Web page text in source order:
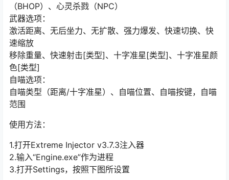
（BHOP）、心灵杀戮（NPC）
武器选项：
激活距离、无后坐力、无扩散、强力爆发、快速切换、快
速缩放
移除重量、快速射击[类型]、十字准星[类型]、十字准星颜
色[类型]
自喵选项：
自喵类型（距离/十字准星）、自喵位置、自喵按键，自喵
范围
使用方法：
1.打开Extreme Injector v3.7.3注入器
2.输入“Engine.exe”作为进程
3.打开Settings，按照下图所设置